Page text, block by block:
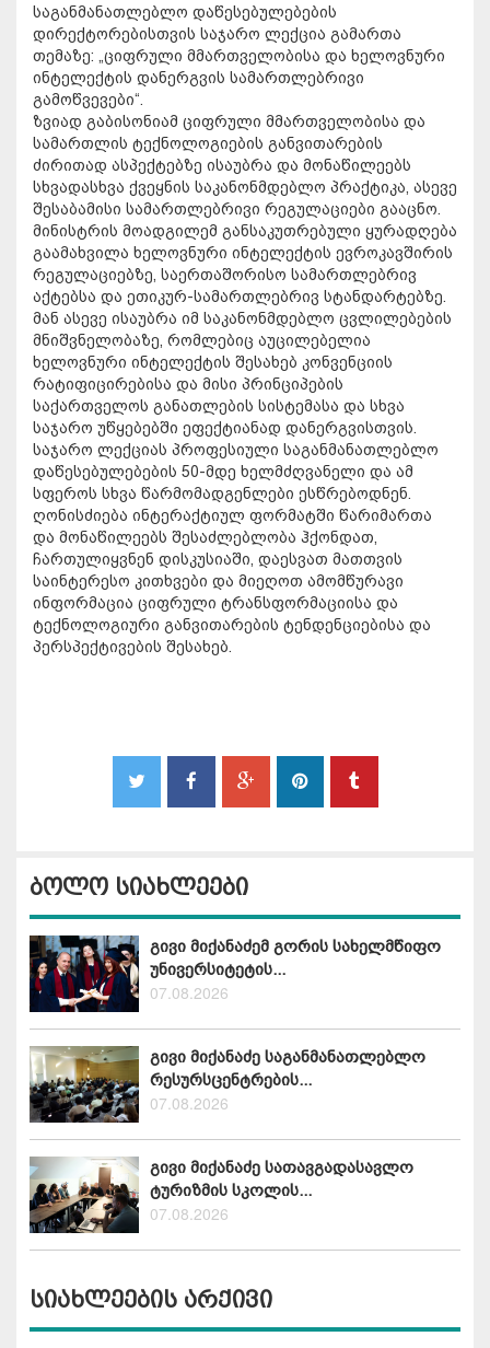
საგანმანათლებლო დაწესებულებების
დირექტორებისთვის საჯარო ლექცია გამართა
თემაზე: „ციფრული მმართველობისა და ხელოვნური
ინტელექტის დანერგვის სამართლებრივი
გამოწვევები“.
ზვიად გაბისონიამ ციფრული მმართველობისა და
სამართლის ტექნოლოგიების განვითარების
ძირითად ასპექტებზე ისაუბრა და მონაწილეებს
სხვადასხვა ქვეყნის საკანონმდებლო პრაქტიკა, ასევე
შესაბამისი სამართლებრივი რეგულაციები გააცნო.
მინისტრის მოადგილემ განსაკუთრებული ყურადღება
გაამახვილა ხელოვნური ინტელექტის ევროკავშირის
რეგულაციებზე, საერთაშორისო სამართლებრივ
აქტებსა და ეთიკურ-სამართლებრივ სტანდარტებზე.
მან ასევე ისაუბრა იმ საკანონმდებლო ცვლილებების
მნიშვნელობაზე, რომლებიც აუცილებელია
ხელოვნური ინტელექტის შესახებ კონვენციის
რატიფიცირებისა და მისი პრინციპების
საქართველოს განათლების სისტემასა და სხვა
საჯარო უწყებებში ეფექტიანად დანერგვისთვის.
საჯარო ლექციას პროფესიული საგანმანათლებლო
დაწესებულებების 50-მდე ხელმძღვანელი და ამ
სფეროს სხვა წარმომადგენლები ესწრებოდნენ.
ღონისძიება ინტერაქტიულ ფორმატში წარიმართა
და მონაწილეებს შესაძლებლობა ჰქონდათ,
ჩართულიყვნენ დისკუსიაში, დაესვათ მათთვის
საინტერესო კითხვები და მიეღოთ ამომწურავი
ინფორმაცია ციფრული ტრანსფორმაციისა და
ტექნოლოგიური განვითარების ტენდენციებისა და
პერსპექტივების შესახებ.
ბოლო სიახლეები
გივი მიქანაძემ გორის სახელმწიფო
უნივერსიტეტის...
07.08.2026
გივი მიქანაძე საგანმანათლებლო
რესურსცენტრების...
07.08.2026
გივი მიქანაძე სათავგადასავლო
ტურიზმის სკოლის...
07.08.2026
სიახლეების არქივი